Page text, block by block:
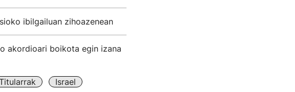
ibilgailuan zihoazenean
akordioari boikota egin izana
Israel